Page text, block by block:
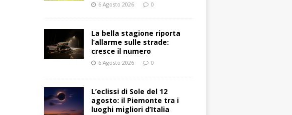
6 Agosto 2026 0
La bella stagione riporta
l’allarme sulle strade:
cresce il numero
6 Agosto 2026 0
L’eclissi di Sole del 12
agosto: il Piemonte tra i
luoghi migliori d’Italia